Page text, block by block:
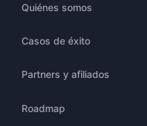
Quiénes somos
Casos de éxito
Partners y afiliados
Roadmap